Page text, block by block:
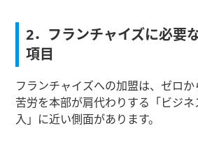
2．フランチャイズに必要
項目
フランチャイズへの加盟は、ゼロ
苦労を本部が肩代わりする「ビジ
入」に近い側面があります。